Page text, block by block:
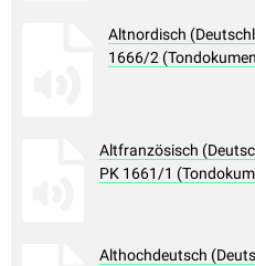
Altnordisch
1666/2
Altfranzösisch
PK 1661/1
Althochdeutsch